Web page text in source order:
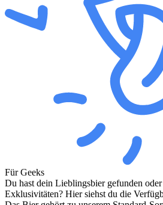
Für Geeks
Du hast dein Lieblingsbier gefunden oder
Exklusivitäten? Hier siehst du die